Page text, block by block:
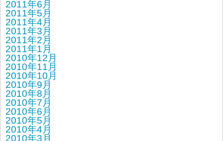
2011年6月
2011年5月
2011年4月
2011年3月
2011年2月
2011年1月
2010年12月
2010年11月
2010年10月
2010年9月
2010年8月
2010年7月
2010年6月
2010年5月
2010年4月
2010年3月